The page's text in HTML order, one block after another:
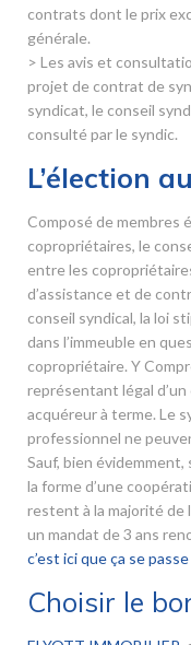
contrats dont le prix
générale.
> Les avis et
projet de contrat de
syndicat, le conseil
consulté par le syndic.
L’élection
Composé de membres
copropriétaires, le
entre les
d’assistance et de
conseil syndical, la loi
dans l’immeuble en
copropriétaire. Y
représentant légal
acquéreur à terme. Le
professionnel ne
Sauf, bien évidemment,
la forme d’une
restent à la majorité de
un mandat de 3 ans
c’est ici que ça se passe
Choisir le